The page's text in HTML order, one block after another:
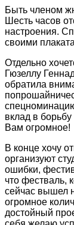
Быть членом
Шесть часов
настроения.
своими
Отдельно
Гюзеллу
обратила
вклад в
Вам огромное!
В конце хочу
организуют
ошибки,
что фестваль,
сейчас вышел
огромное
достойный